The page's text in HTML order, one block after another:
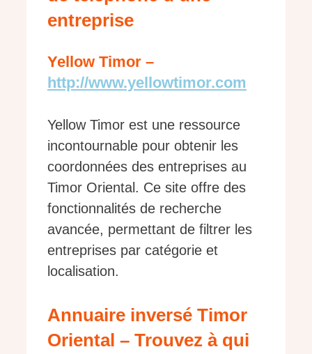
entreprise
Yellow Timor –
http://www.yellowtimor.com
Yellow Timor est une ressource
incontournable pour obtenir les
coordonnées des entreprises au
Timor Oriental. Ce site offre des
fonctionnalités de recherche
avancée, permettant de filtrer les
entreprises par catégorie et
localisation.
Annuaire inversé Timor
Oriental – Trouvez à qui